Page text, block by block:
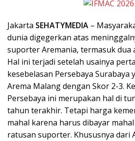
Jakarta SEHATYMEDIA –
dunia digegerkan atas
suporter Aremania, termasuk dua
Hal ini terjadi setelah usainya
kesebelasan Persebaya Surabaya
Arema Malang dengan Skor 2-3.
Persebaya ini merupakan hal di
tahun terakhir. Tetapi harga
mahal karena harus dibayar
ratusan suporter. Khususnya dari